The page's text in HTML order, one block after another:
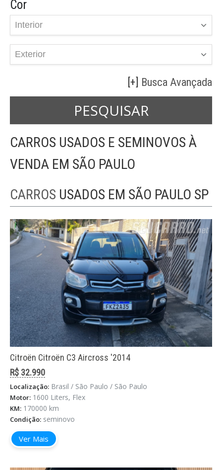
Cor
Busca Avançada
CARROS USADOS E SEMINOVOS À
VENDA EM SÃO PAULO
CARROS USADOS EM SÃO PAULO SP
Citroën Citroën C3 Aircross '2014
R$ 32.990
Localização: Brasil / São Paulo / São Paulo
Motor: 1600 Liters, Flex
KM: 170000 km
Condição: seminovo
Ver Mais